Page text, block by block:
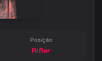
Posição
Rifler